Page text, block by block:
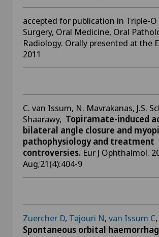
accepted for publication in Triple-O
Surgery, Oral Medicine, Oral
Radiology. Orally presented at the
2011
C. van Issum, N. Mavrakanas, J.S.
Shaarawy, Topiramate-induced
bilateral angle closure and
pathophysiology and treatment
controversies. Eur J Ophthalmol.
Aug;21(4):404-9
Zuercher D, Tajouri N, van Issum C,
Spontaneous orbital